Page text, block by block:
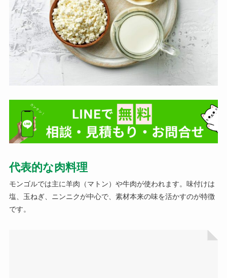
代表的な肉料理
モンゴルでは主に羊肉（マトン）や牛肉が使われます。味付けは
塩、玉ねぎ、ニンニクが中心で、素材本来の味を活かすのが特徴
です。